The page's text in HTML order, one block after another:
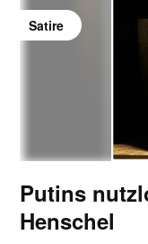
Satire
Putins
Henschel